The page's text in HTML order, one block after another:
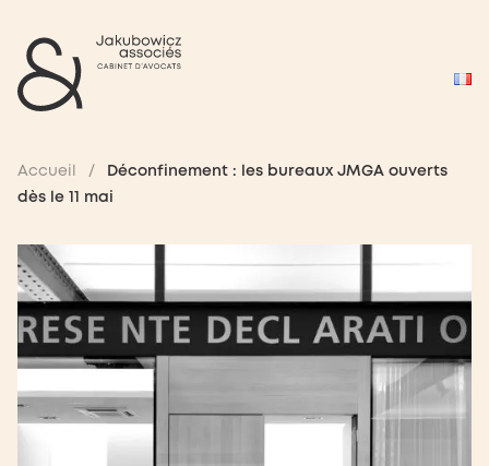
Accueil /
Déconfinement : les bureaux JMGA ouverts
dès le 11 mai